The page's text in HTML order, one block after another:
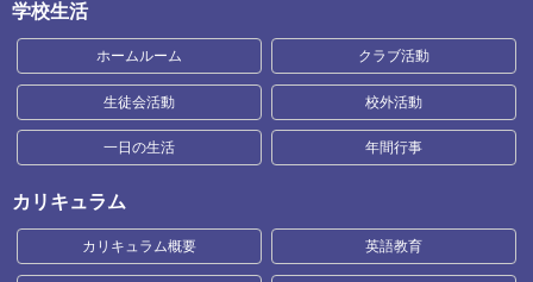
学校生活
ホームルーム クラブ活動
生徒会活動 校外活動
一日の生活 年間行事
カリキュラム
カリキュラム概要 英語教育